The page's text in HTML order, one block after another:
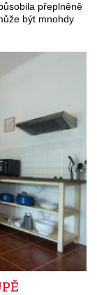
přeplněně
být mnohdy